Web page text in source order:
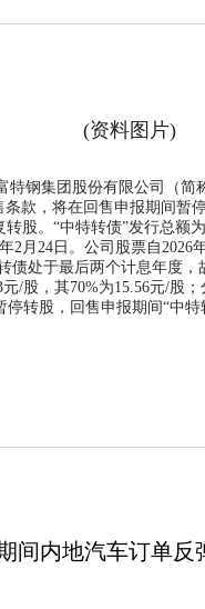
(资料图片)
特钢集团股份有限公司（简
条款，将在回售申报期间暂
股。“中特转债”发行总额
2月24日。公司股票自2026
债处于最后两个计息年度
/股，其70%为15.56元/股
转股，回售申报期间“中特
间内地汽车订单反